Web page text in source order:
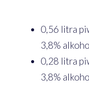
0,56 litra
3,8%
0,28 litra
3,8%